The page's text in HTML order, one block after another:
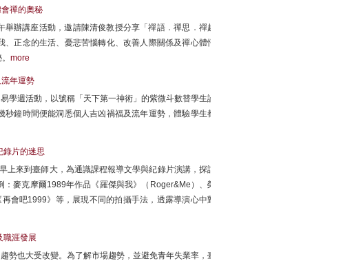
禪的奧秘
辦講座活動，邀請陳清俊教授分享「禪語．禪思．禪趣
正念的生活、憂悲苦惱轉化、改善人際關係及禪心體悟
more
年運勢
學週活動，以號稱「天下第一神術」的紫微斗數替學生論
鐘時間便能洞悉個人吉凶禍福及流年運勢，體驗學生都
錄片的迷思
上來到臺師大，為通識課程報導文學與紀錄片演講，探討
麥克摩爾1989年作品《羅傑與我》（Roger&Me）、榮
會吧1999》等，展現不同的拍攝手法，透露導演心中對
職涯發展
勢也大受改變。為了解市場趨勢，並避免青年失業率，臺